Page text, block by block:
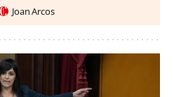
Joan Arcos